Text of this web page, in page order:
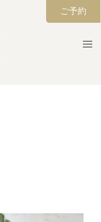
ご予約